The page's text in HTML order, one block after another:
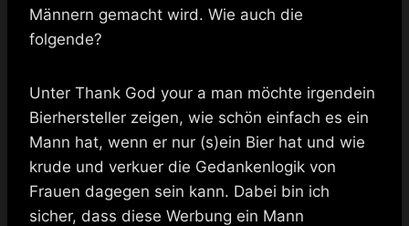
Männern gemacht wird. Wie auch die
folgende?
Unter Thank God your a man möchte irgendein
Bierhersteller zeigen, wie schön einfach es ein
Mann hat, wenn er nur (s)ein Bier hat und wie
krude und verkuer die Gedankenlogik von
Frauen dagegen sein kann. Dabei bin ich
sicher, dass diese Werbung ein Mann